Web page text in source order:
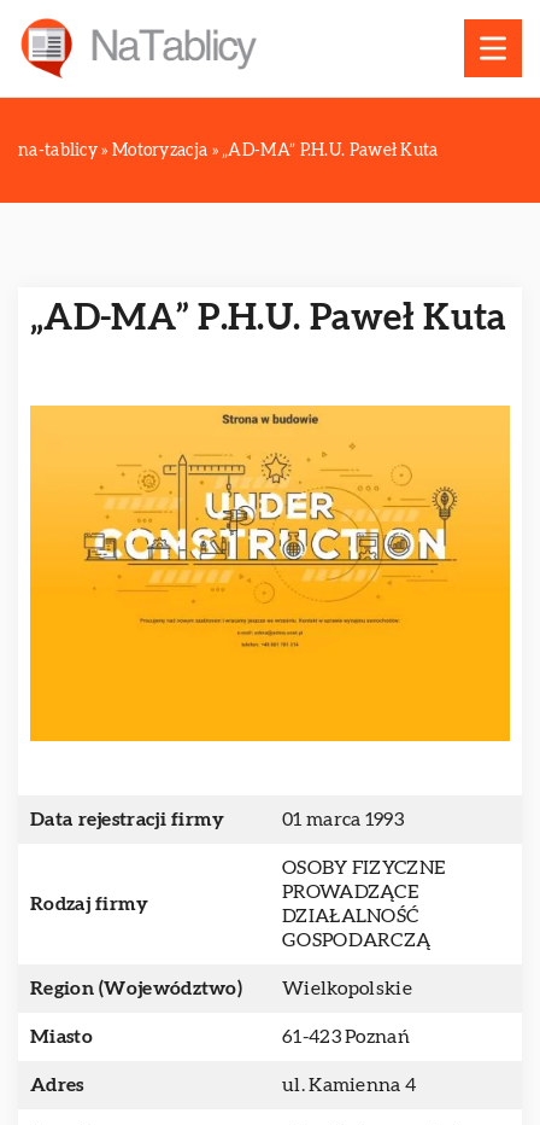
na-tablicy » Motoryzacja » „AD-MA” P.H.U. Paweł Kuta
„AD-MA” P.H.U. Paweł Kuta
Data rejestracji firmy 01 marca 1993
Rodzaj firmy
OSOBY FIZYCZNE
PROWADZĄCE
DZIAŁALNOŚĆ
GOSPODARCZĄ
Region (Województwo) Wielkopolskie
Miasto 61-423 Poznań
Adres ul. Kamienna 4